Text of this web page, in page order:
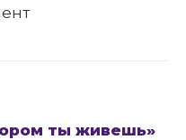
ты живешь»